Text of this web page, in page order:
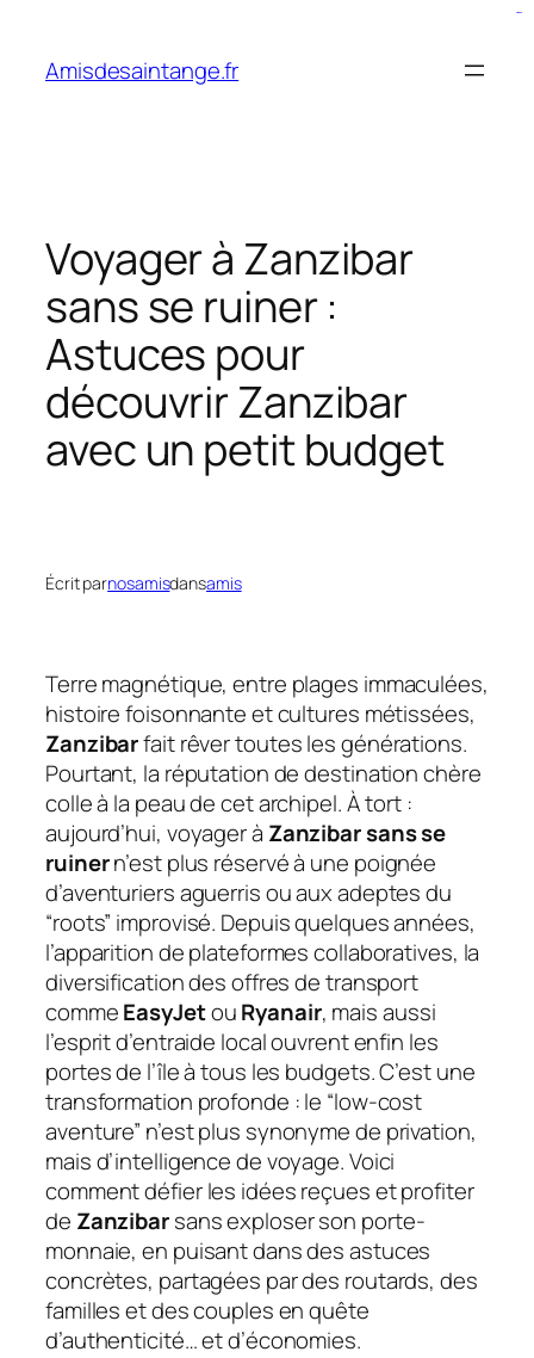
contenu
Amisdesaintange.fr
Voyager à Zanzibar
sans se ruiner :
Astuces pour
découvrir Zanzibar
avec un petit budget
Écrit parnosamisdansamis
Terre magnétique, entre plages immaculées,
histoire foisonnante et cultures métissées,
Zanzibarfait rêver toutes les générations.
Pourtant, la réputation de destination chère
colle à la peau de cet archipel. À tort :
aujourd’hui, voyager à Zanzibar sans se
ruinern’est plus réservé à une poignée
d’aventuriers aguerris ou aux adeptes du
“roots” improvisé. Depuis quelques années,
l’apparition de plateformes collaboratives, la
diversification des offres de transport
commeEasyJetouRyanair, mais aussi
l’esprit d’entraide local ouvrent enfin les
portes de l’île à tous les budgets. C’est une
transformation profonde : le “low-cost
aventure” n’est plus synonyme de privation,
mais d’intelligence de voyage. Voici
comment défier les idées reçues et profiter
de Zanzibarsans exploser son porte-
monnaie, en puisant dans des astuces
concrètes, partagées par des routards, des
familles et des couples en quête
d’authenticité… et d’économies.